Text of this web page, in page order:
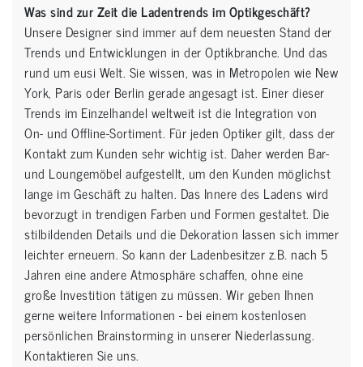
Was sind zur Zeit die Ladentrends im Optikgeschäft?
Unsere Designer sind immer auf dem neuesten Stand der
Trends und Entwicklungen in der Optikbranche. Und das
rund um eusi Welt. Sie wissen, was in Metropolen wie New
York, Paris oder Berlin gerade angesagt ist. Einer dieser
Trends im Einzelhandel weltweit ist die Integration von
On- und Offline-Sortiment. Für jeden Optiker gilt, dass der
Kontakt zum Kunden sehr wichtig ist. Daher werden Bar-
und Loungemöbel aufgestellt, um den Kunden möglichst
lange im Geschäft zu halten. Das Innere des Ladens wird
bevorzugt in trendigen Farben und Formen gestaltet. Die
stilbildenden Details und die Dekoration lassen sich immer
leichter erneuern. So kann der Ladenbesitzer z.B. nach 5
Jahren eine andere Atmosphäre schaffen, ohne eine
große Investition tätigen zu müssen. Wir geben Ihnen
gerne weitere Informationen - bei einem kostenlosen
persönlichen Brainstorming in unserer Niederlassung.
Kontaktieren Sie uns.